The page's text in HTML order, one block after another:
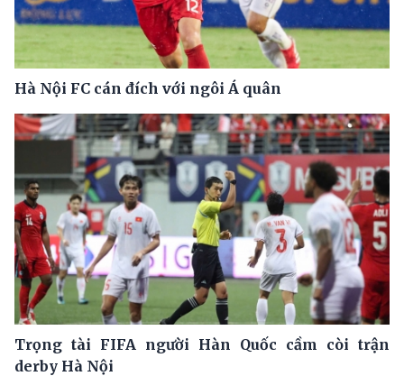
Hà Nội FC cán đích với ngôi Á quân
Trọng tài FIFA người Hàn Quốc cầm còi trận
derby Hà Nội